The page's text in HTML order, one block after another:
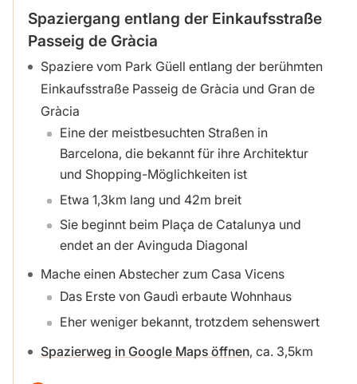
Spaziergang entlang der Einkaufsstraße
Passeig de Gràcia
Spaziere vom Park Güell entlang der berühmten
Einkaufsstraße Passeig de Gràcia und Gran de
Gràcia
Eine der meistbesuchten Straßen in
Barcelona, die bekannt für ihre Architektur
und Shopping-Möglichkeiten ist
Etwa 1,3km lang und 42m breit
Sie beginnt beim Plaça de Catalunya und
endet an der Avinguda Diagonal
Mache einen Abstecher zum Casa Vicens
Das Erste von Gaudì erbaute Wohnhaus
Eher weniger bekannt, trotzdem sehenswert
Spazierweg in Google Maps öffnen, ca. 3,5km